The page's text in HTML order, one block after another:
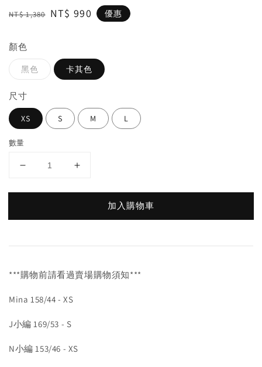
Regular
NT$ 1,380 Sale
NT$ 990 優惠
顏色
黑色 卡其色
尺寸
XS S M L
數量
加入購物車
***購物前請看過賣場購物須知***
Mina 158/44 - XS
J小編 169/53 - S
N小編 153/46 - XS